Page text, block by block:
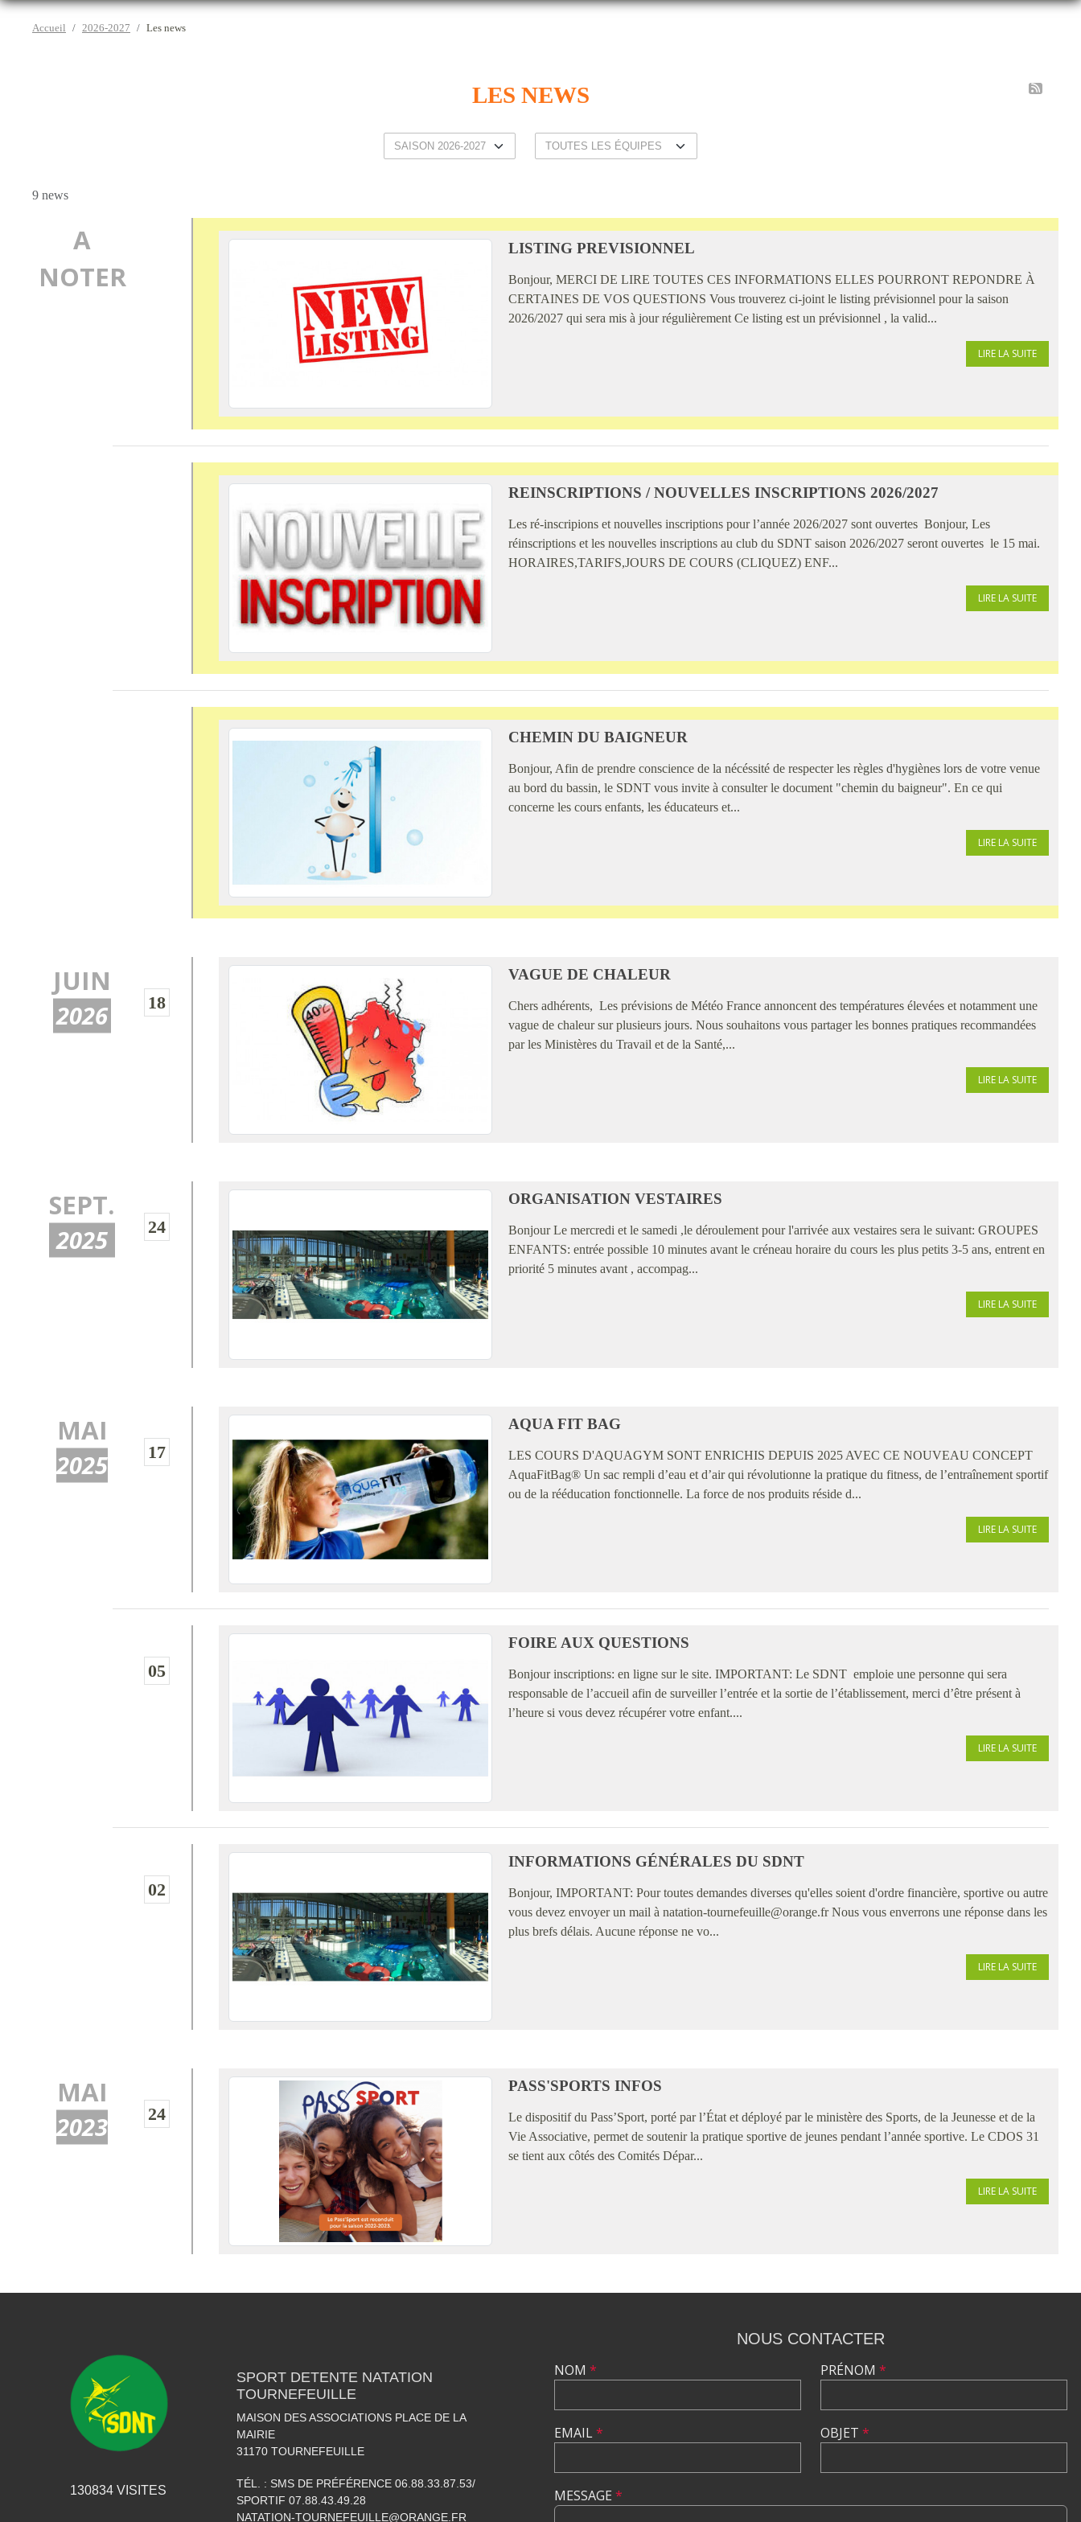
Accueil 2026-2027 Les news
LES NEWS
9 news
A
NOTER
LISTING PREVISIONNEL
Bonjour, MERCI DE LIRE TOUTES CES INFORMATIONS ELLES POURRONT REPONDRE À
CERTAINES DE VOS QUESTIONS Vous trouverez ci-joint le listing prévisionnel pour la saison
2026/2027 qui sera mis à jour régulièrement Ce listing est un prévisionnel , la valid...
LIRE LA SUITE
REINSCRIPTIONS / NOUVELLES INSCRIPTIONS 2026/2027
Les ré-inscripions et nouvelles inscriptions pour l’année 2026/2027 sont ouvertes Bonjour, Les
réinscriptions et les nouvelles inscriptions au club du SDNT saison 2026/2027 seront ouvertes le 15 mai.
HORAIRES,TARIFS,JOURS DE COURS (CLIQUEZ) ENF...
LIRE LA SUITE
CHEMIN DU BAIGNEUR
Bonjour, Afin de prendre conscience de la nécéssité de respecter les règles d'hygiènes lors de votre venue
au bord du bassin, le SDNT vous invite à consulter le document "chemin du baigneur". En ce qui
concerne les cours enfants, les éducateurs et...
LIRE LA SUITE
JUIN
2026 18
VAGUE DE CHALEUR
Chers adhérents, Les prévisions de Météo France annoncent des températures élevées et notamment une
vague de chaleur sur plusieurs jours. Nous souhaitons vous partager les bonnes pratiques recommandées
par les Ministères du Travail et de la Santé,...
LIRE LA SUITE
SEPT.
2025 24
ORGANISATION VESTAIRES
Bonjour Le mercredi et le samedi ,le déroulement pour l'arrivée aux vestaires sera le suivant: GROUPES
ENFANTS: entrée possible 10 minutes avant le créneau horaire du cours les plus petits 3-5 ans, entrent en
priorité 5 minutes avant , accompag...
LIRE LA SUITE
MAI
2025 17
AQUA FIT BAG
LES COURS D'AQUAGYM SONT ENRICHIS DEPUIS 2025 AVEC CE NOUVEAU CONCEPT
AquaFitBag® Un sac rempli d’eau et d’air qui révolutionne la pratique du fitness, de l’entraînement sportif
ou de la rééducation fonctionnelle. La force de nos produits réside d...
LIRE LA SUITE
05
FOIRE AUX QUESTIONS
Bonjour inscriptions: en ligne sur le site. IMPORTANT: Le SDNT emploie une personne qui sera
responsable de l’accueil afin de surveiller l’entrée et la sortie de l’établissement, merci d’être présent à
l’heure si vous devez récupérer votre enfant....
LIRE LA SUITE
02
INFORMATIONS GÉNÉRALES DU SDNT
Bonjour, IMPORTANT: Pour toutes demandes diverses qu'elles soient d'ordre financière, sportive ou autre
vous devez envoyer un mail à natation-tournefeuille@orange.fr Nous vous enverrons une réponse dans les
plus brefs délais. Aucune réponse ne vo...
LIRE LA SUITE
MAI
2023 24
PASS'SPORTS INFOS
Le dispositif du Pass’Sport, porté par l’État et déployé par le ministère des Sports, de la Jeunesse et de la
Vie Associative, permet de soutenir la pratique sportive de jeunes pendant l’année sportive. Le CDOS 31
se tient aux côtés des Comités Dépar...
LIRE LA SUITE
130834 VISITES
SPORT DETENTE NATATION
TOURNEFEUILLE
MAISON DES ASSOCIATIONS PLACE DE LA
MAIRIE
31170 TOURNEFEUILLE
TÉL. : SMS DE PRÉFÉRENCE 06.88.33.87.53/
SPORTIF 07.88.43.49.28
NATATION-TOURNEFEUILLE@ORANGE.FR
NOUS CONTACTER
NOM *
EMAIL*
PRÉNOM *
OBJET *
MESSAGE *